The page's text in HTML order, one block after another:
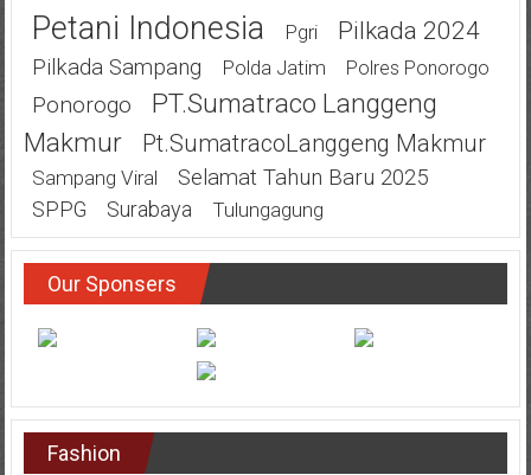
Petani Indonesia Pgri Pilkada 2024
Pilkada Sampang Polda Jatim Polres Ponorogo
Ponorogo
PT.Sumatraco Langgeng
Makmur
Pt.SumatracoLanggeng Makmur
Sampang Viral Selamat Tahun Baru 2025
SPPG Surabaya Tulungagung
Our Sponsers
Fashion